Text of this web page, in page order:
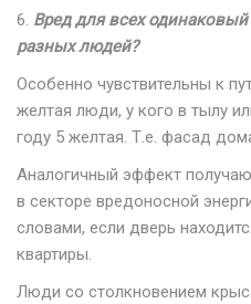
6. Вред для всех
разных людей?
Особенно чувствительны к
желтая люди, у кого в тылу
году 5 желтая. Т.е. фасад
Аналогичный эффект
в секторе вредоносной
словами, если дверь
квартиры.
Люди со столкновением